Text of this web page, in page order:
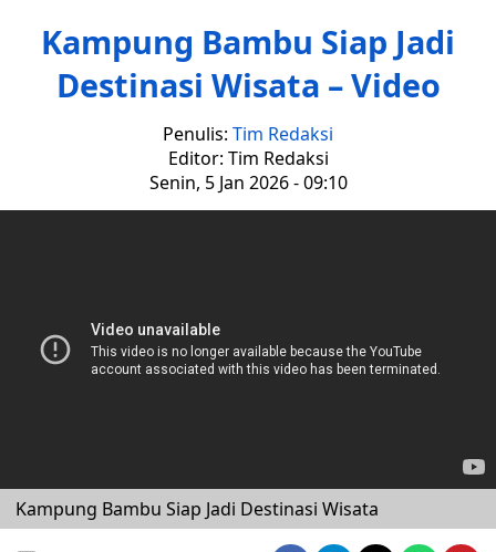
Kampung Bambu Siap Jadi
Destinasi Wisata – Video
Penulis: Tim Redaksi
Editor: Tim Redaksi
Senin, 5 Jan 2026 - 09:10
Kampung Bambu Siap Jadi Destinasi Wisata